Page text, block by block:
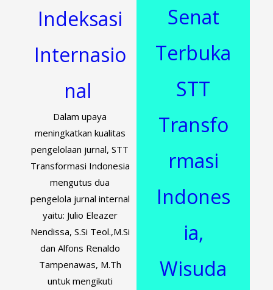
Indeksasi
Internasio
nal
Dalam upaya
meningkatkan kualitas
pengelolaan jurnal, STT
Transformasi Indonesia
mengutus dua
pengelola jurnal internal
yaitu: Julio Eleazer
Nendissa, S.Si Teol.,M.Si
dan Alfons Renaldo
Tampenawas, M.Th
untuk mengikuti
Senat
Terbuka
STT
Transfo
rmasi
Indones
ia,
Wisuda